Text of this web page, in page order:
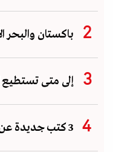
باكستان والبحر
إلى متى تستطيع
3 كتب جديدة عن شعر الغناء اليمني